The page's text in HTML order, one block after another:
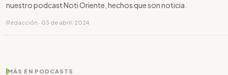
nuestro podcast Noti Oriente, hechos que son noticia.
Redacción · 03 de abril, 2024
MÁS EN PODCASTS